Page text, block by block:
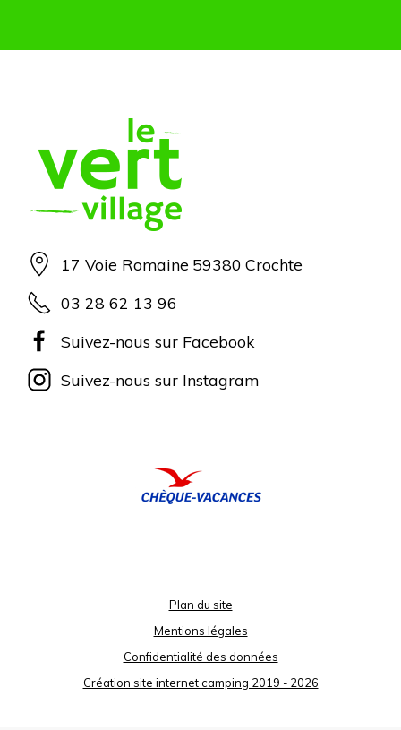
17 Voie Romaine 59380 Crochte
03 28 62 13 96
Suivez-nous sur Facebook
Suivez-nous sur Instagram
Plan du site
Mentions légales
Confidentialité des données
Création site internet camping 2019 - 2026